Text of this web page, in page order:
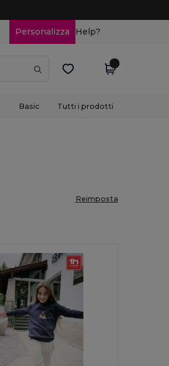
Personalizza Help?
Basic Tutti i prodotti
Reimposta